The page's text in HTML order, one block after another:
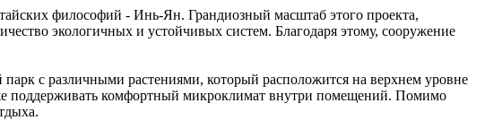
философий - Инь-Ян. Грандиозный масштаб этого проекта,
экологичных и устойчивых систем. Благодаря этому, сооружение
с различными растениями, который расположится на верхнем уровне
поддерживать комфортный микроклимат внутри помещений. Помимо